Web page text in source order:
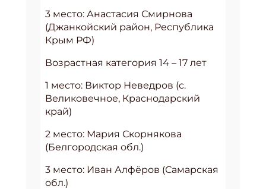
3 место: Анастасия Смирнова
(Джанкойский район, Республика
Крым РФ)
Возрастная категория 14 – 17 лет
1 место: Виктор Неведров (с.
Великовечное, Краснодарский
край)
2 место: Мария Скорнякова
(Белгородская обл.)
3 место: Иван Алфёров (Самарская
обл.)